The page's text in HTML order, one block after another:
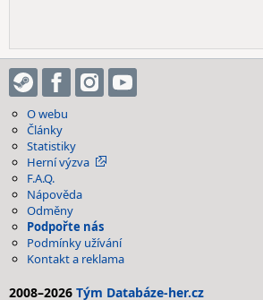
O webu
Články
Statistiky
Herní výzva
F.A.Q.
Nápověda
Odměny
Podpořte nás
Podmínky užívání
Kontakt a reklama
2008–2026 Tým Databáze-her.cz